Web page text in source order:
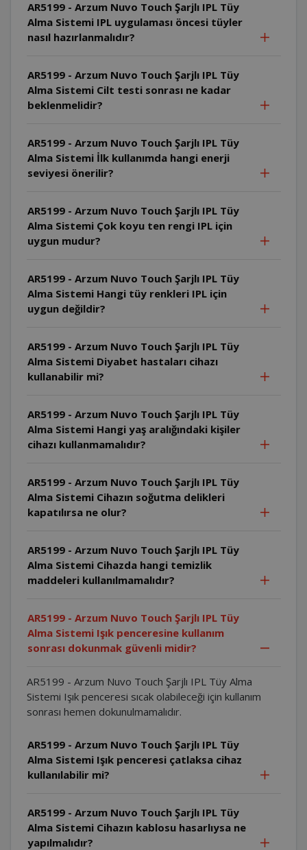
AR5199 - Arzum Nuvo Touch Şarjlı IPL Tüy
Alma Sistemi IPL uygulaması öncesi tüyler
nasıl hazırlanmalıdır?
AR5199 - Arzum Nuvo Touch Şarjlı IPL Tüy
Alma Sistemi Cilt testi sonrası ne kadar
beklenmelidir?
AR5199 - Arzum Nuvo Touch Şarjlı IPL Tüy
Alma Sistemi İlk kullanımda hangi enerji
seviyesi önerilir?
AR5199 - Arzum Nuvo Touch Şarjlı IPL Tüy
Alma Sistemi Çok koyu ten rengi IPL için
uygun mudur?
AR5199 - Arzum Nuvo Touch Şarjlı IPL Tüy
Alma Sistemi Hangi tüy renkleri IPL için
uygun değildir?
AR5199 - Arzum Nuvo Touch Şarjlı IPL Tüy
Alma Sistemi Diyabet hastaları cihazı
kullanabilir mi?
AR5199 - Arzum Nuvo Touch Şarjlı IPL Tüy
Alma Sistemi Hangi yaş aralığındaki kişiler
cihazı kullanmamalıdır?
AR5199 - Arzum Nuvo Touch Şarjlı IPL Tüy
Alma Sistemi Cihazın soğutma delikleri
kapatılırsa ne olur?
AR5199 - Arzum Nuvo Touch Şarjlı IPL Tüy
Alma Sistemi Cihazda hangi temizlik
maddeleri kullanılmamalıdır?
AR5199 - Arzum Nuvo Touch Şarjlı IPL Tüy
Alma Sistemi Işık penceresine kullanım
sonrası dokunmak güvenli midir?
AR5199 - Arzum Nuvo Touch Şarjlı IPL Tüy Alma
Sistemi Işık penceresi sıcak olabileceği için kullanım
sonrası hemen dokunulmamalıdır.
AR5199 - Arzum Nuvo Touch Şarjlı IPL Tüy
Alma Sistemi Işık penceresi çatlaksa cihaz
kullanılabilir mi?
AR5199 - Arzum Nuvo Touch Şarjlı IPL Tüy
Alma Sistemi Cihazın kablosu hasarlıysa ne
yapılmalıdır?